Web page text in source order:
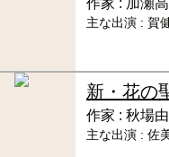
主な出演 : 賀
新・花の
作家 : 秋場
主な出演 : 佐